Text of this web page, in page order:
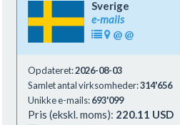
Sverige
e-mails
@ @
Opdateret:2026-08-03
Samlet antal virksomheder:314'656
Unikke e-mails:693'099
Pris (ekskl. moms): 220.11 USD